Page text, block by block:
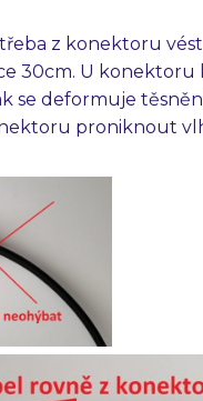
z konektoru
30cm. U konektoru
se deformuje
proniknout